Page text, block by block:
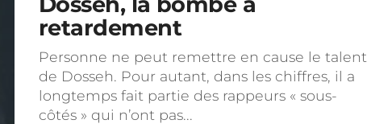
retardement
Personne ne peut remettre en cause le talent
de Dosseh. Pour autant, dans les chiffres, il a
longtemps fait partie des rappeurs « sous-
côtés » qui n’ont pas...